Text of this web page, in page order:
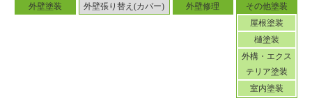
外壁塗装 外壁張り替え(カバー) 外壁修理
その他塗装
屋根塗装
樋塗装
外構・エクス
テリア塗装
室内塗装